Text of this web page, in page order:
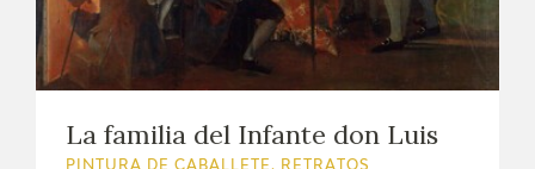
La familia del Infante don Luis
PINTURA DE CABALLETE. RETRATOS